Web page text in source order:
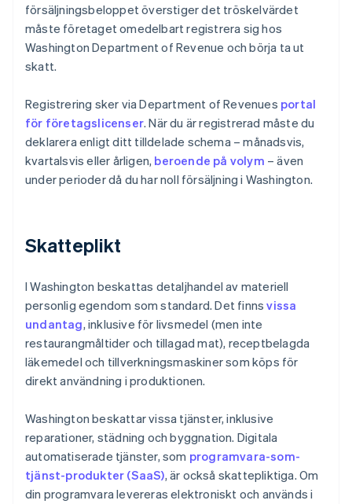
försäljningsbeloppet överstiger det tröskelvärdet
måste företaget omedelbart registrera sig hos
Washington Department of Revenue och börja ta ut
skatt.
Registrering sker via Department of Revenues portal
för företagslicenser. När du är registrerad måste du
deklarera enligt ditt tilldelade schema – månadsvis,
kvartalsvis eller årligen, beroende på volym – även
under perioder då du har noll försäljning i Washington.
Skatteplikt
I Washington beskattas detaljhandel av materiell
personlig egendom som standard. Det finnsvissa
undantag, inklusive för livsmedel (men inte
restaurangmåltider och tillagad mat), receptbelagda
läkemedel och tillverkningsmaskiner som köps för
direkt användning i produktionen.
Washington beskattar vissa tjänster, inklusive
reparationer, städning och byggnation. Digitala
automatiserade tjänster, som programvara-som-
tjänst-produkter (SaaS), är också skattepliktiga. Om
din programvara levereras elektroniskt och används i